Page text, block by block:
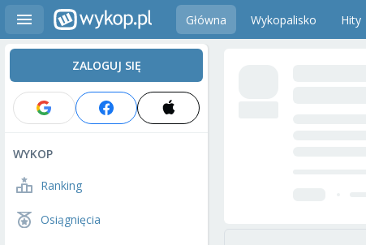
Główna Wykopalisko Hity
ZALOGUJ SIĘ
WYKOP
Ranking
Osiągnięcia